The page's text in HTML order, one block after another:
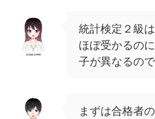
統計検定２級
ほぼ受かるの
子が異なるので
まずは合格者